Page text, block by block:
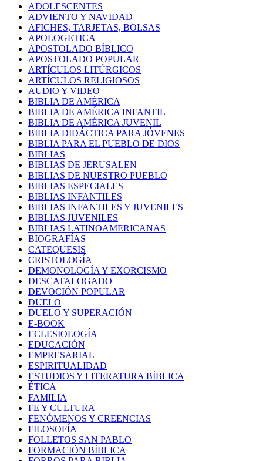
ADOLESCENTES
ADVIENTO Y NAVIDAD
AFICHES, TARJETAS, BOLSAS
APOLOGETICA
APOSTOLADO BÍBLICO
APOSTOLADO POPULAR
ARTÍCULOS LITÚRGICOS
ARTÍCULOS RELIGIOSOS
AUDIO Y VIDEO
BIBLIA DE AMÉRICA
BIBLIA DE AMÉRICA INFANTIL
BIBLIA DE AMÉRICA JUVENIL
BIBLIA DIDÁCTICA PARA JÓVENES
BIBLIA PARA EL PUEBLO DE DIOS
BIBLIAS
BIBLIAS DE JERUSALEN
BIBLIAS DE NUESTRO PUEBLO
BIBLIAS ESPECIALES
BIBLIAS INFANTILES
BIBLIAS INFANTILES Y JUVENILES
BIBLIAS JUVENILES
BIBLIAS LATINOAMERICANAS
BIOGRAFÍAS
CATEQUESIS
CRISTOLOGÍA
DEMONOLOGÍA Y EXORCISMO
DESCATALOGADO
DEVOCIÓN POPULAR
DUELO
DUELO Y SUPERACIÓN
E-BOOK
ECLESIOLOGÍA
EDUCACIÓN
EMPRESARIAL
ESPIRITUALIDAD
ESTUDIOS Y LITERATURA BÍBLICA
ÉTICA
FAMILIA
FE Y CULTURA
FENÓMENOS Y CREENCIAS
FILOSOFÍA
FOLLETOS SAN PABLO
FORMACIÓN BÍBLICA